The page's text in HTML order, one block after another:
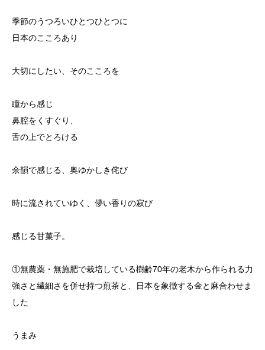
季節のうつろいひとつひとつに
日本のこころあり
大切にしたい、そのこころを
瞳から感じ
鼻腔をくすぐり、
舌の上でとろける
余韻で感じる、奥ゆかしき侘び
時に流されていゆく、儚い香りの寂び
感じる甘菓子。
①無農薬・無施肥で栽培している樹齢70年の老木から作られる力
強さと繊細さを併せ持つ煎茶と、日本を象徴する金と麻合わせま
した
うまみ